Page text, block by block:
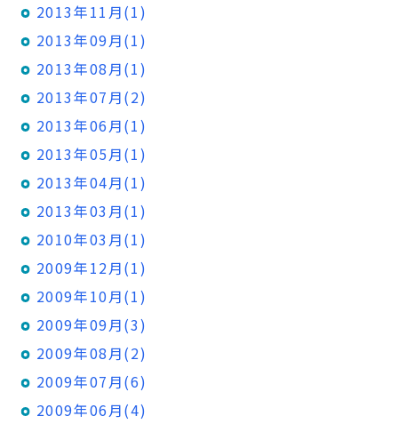
2013年11月(1)
2013年09月(1)
2013年08月(1)
2013年07月(2)
2013年06月(1)
2013年05月(1)
2013年04月(1)
2013年03月(1)
2010年03月(1)
2009年12月(1)
2009年10月(1)
2009年09月(3)
2009年08月(2)
2009年07月(6)
2009年06月(4)